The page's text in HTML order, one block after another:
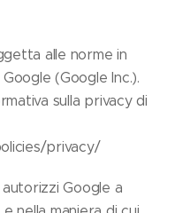
alle norme in
(Google Inc.).
sulla privacy di
privacy/
Google a